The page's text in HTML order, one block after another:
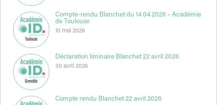
Compte-rendu Blanchet du 14 04 2026 – Académie
de Toulouse
10 mai 2026
Déclaration liminaire Blanchet 22 avril 2026
30 avril 2026
Compte rendu Blanchet 22 avril 2026